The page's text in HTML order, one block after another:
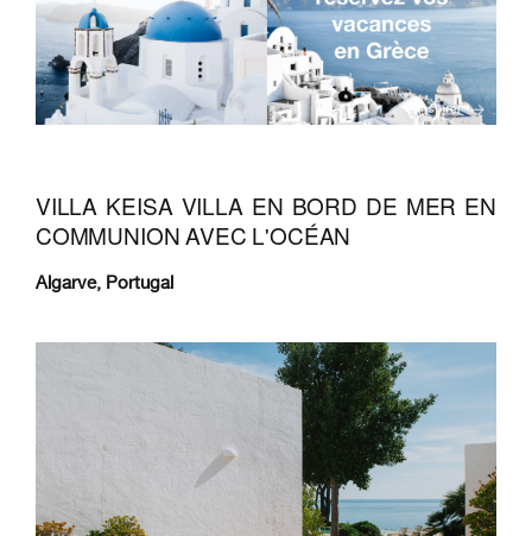
VILLA KEISA VILLA EN BORD DE MER EN
COMMUNION AVEC L'OCÉAN
Algarve, Portugal